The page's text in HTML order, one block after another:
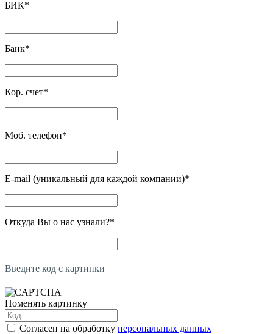
БИК*
Банк*
Кор. счет*
Моб. телефон*
E-mail (уникальный для каждой компании)*
Откуда Вы о нас узнали?*
Введите код с картинки
Поменять картинку
Согласен на обработку персональных данных